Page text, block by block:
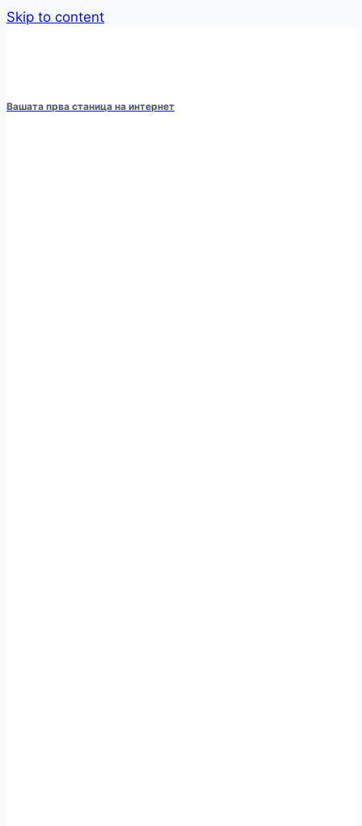
Skip to content
Вашата прва станица на интернет